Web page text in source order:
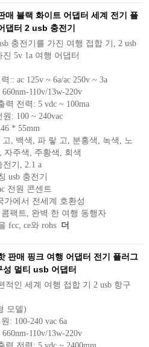
매 블랙 화이트 어댑터 세계 전기 플
댑터 2 usb 충전기
충전기를 가진 여행 접합 기, 2 usb
5v 1a 여행 어댑터
:: ac 125v ~ 6a/ac 250v ~ 3a
110v/13w-220v
력 전력: 5 vdc ~ 100ma
원: 100 ~ 240vac
* 55mm
, 백색, 파 랗 고, 분홍색, 녹색, 노
자주색, 주황색, 회색
전기, 2.1 a
usb 충전기
전원 콘센트
가에서 전세계 호환성
팩트, 완벽 한 여행 동행자
fcc, ce와 rohs 더
판매 핑크 여행 어댑터 전기 플러그
성 멀티 usb 어댑터
적인 세계 여행 접합 기 2 usb 항구
모델)
: 100-240 vac 6a
110v/13w-220v